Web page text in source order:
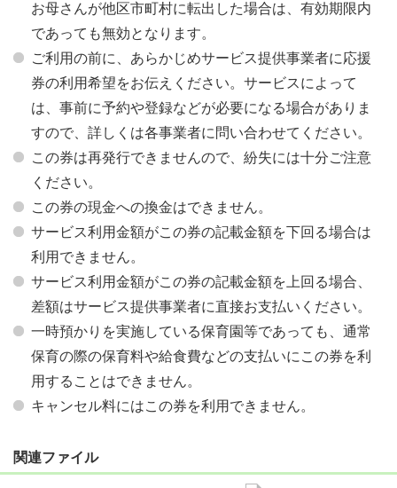
お母さんが他区市町村に転出した場合は、有効期限内
であっても無効となります。
ご利用の前に、あらかじめサービス提供事業者に応援
券の利用希望をお伝えください。サービスによって
は、事前に予約や登録などが必要になる場合がありま
すので、詳しくは各事業者に問い合わせてください。
この券は再発行できませんので、紛失には十分ご注意
ください。
この券の現金への換金はできません。
サービス利用金額がこの券の記載金額を下回る場合は
利用できません。
サービス利用金額がこの券の記載金額を上回る場合、
差額はサービス提供事業者に直接お支払いください。
一時預かりを実施している保育園等であっても、通常
保育の際の保育料や給食費などの支払いにこの券を利
用することはできません。
キャンセル料にはこの券を利用できません。
関連ファイル